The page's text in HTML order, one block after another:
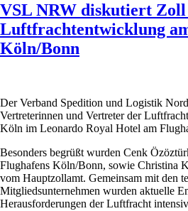
VSL NRW diskutiert
Luftfrachtentwicklung
Köln/Bonn
Der Verband Spedition und Logistik
Vertreterinnen und Vertreter der
Köln im Leonardo Royal Hotel am
Besonders begrüßt wurden Cenk
Flughafens Köln/Bonn, sowie Christina
vom Hauptzollamt. Gemeinsam mit den
Mitgliedsunternehmen wurden aktuelle
Herausforderungen der Luftfracht